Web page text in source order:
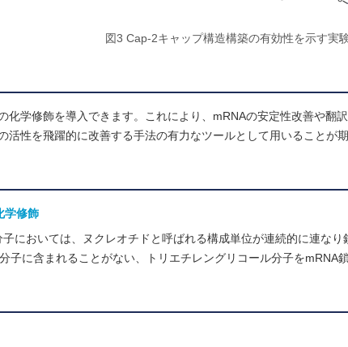
図3 Cap-2キャップ構造構築の有効性を示す実
化学修飾を導入できます。これにより、mRNAの安定性改善や翻
活性を飛躍的に改善する手法の有力なツールとして用いることが期
学修飾
においては、ヌクレオチドと呼ばれる構成単位が連続的に連な
子に含まれることがない、トリエチレングリコール分子をmRNA